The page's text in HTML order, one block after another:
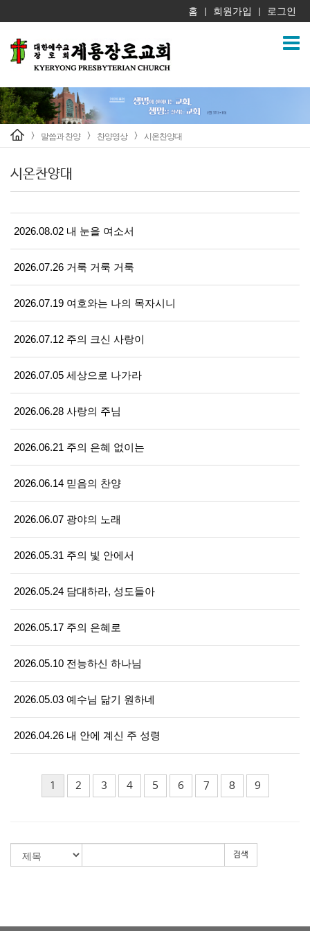
홈 회원가입 로그인
> 말씀과 찬양 > 찬양영상 > 시온찬양대
시온찬양대
2026.08.02 내 눈을 여소서
2026.07.26 거룩 거룩 거룩
2026.07.19 여호와는 나의 목자시니
2026.07.12 주의 크신 사랑이
2026.07.05 세상으로 나가라
2026.06.28 사랑의 주님
2026.06.21 주의 은혜 없이는
2026.06.14 믿음의 찬양
2026.06.07 광야의 노래
2026.05.31 주의 빛 안에서
2026.05.24 담대하라, 성도들아
2026.05.17 주의 은혜로
2026.05.10 전능하신 하나님
2026.05.03 예수님 닮기 원하네
2026.04.26 내 안에 계신 주 성령
1 2 3 4 5 6 7 8 9
검색